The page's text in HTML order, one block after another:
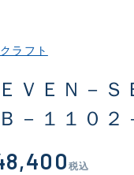
ラフト
ＶＥＮ－
－１１０２
税込